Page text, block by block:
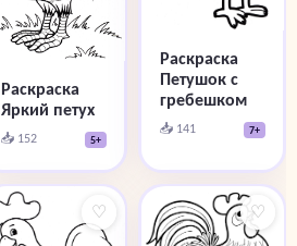
Раскраска
Яркий петух
📥 152 5+
Раскраска
Петушок с
гребешком
📥 141 7+
♡ ♡